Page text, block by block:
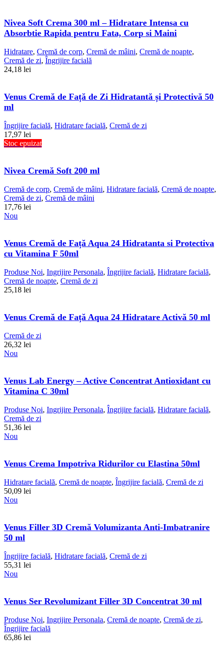
Nivea Soft Crema 300 ml – Hidratare Intensa cu
Absorbtie Rapida pentru Fata, Corp si Maini
Hidratare, Cremă de corp, Cremă de mâini, Cremă de noapte,
Cremă de zi, Îngrijire facială
24,18 lei
Venus Cremă de Față de Zi Hidratantă și Protectivă 50
ml
Îngrijire facială, Hidratare facială, Cremă de zi
17,97 lei
Stoc epuizat
Nivea Cremă Soft 200 ml
Cremă de corp, Cremă de mâini, Hidratare facială, Cremă de noapte,
Cremă de zi, Cremă de mâini
17,76 lei
Nou
Venus Cremă de Față Aqua 24 Hidratanta si Protectiva
cu Vitamina F 50ml
Produse Noi, Ingrijire Personala, Îngrijire facială, Hidratare facială,
Cremă de noapte, Cremă de zi
25,18 lei
Venus Cremă de Față Aqua 24 Hidratare Activă 50 ml
Cremă de zi
26,32 lei
Nou
Venus Lab Energy – Active Concentrat Antioxidant cu
Vitamina C 30ml
Produse Noi, Ingrijire Personala, Îngrijire facială, Hidratare facială,
Cremă de zi
51,36 lei
Nou
Venus Crema Impotriva Ridurilor cu Elastina 50ml
Hidratare facială, Cremă de noapte, Îngrijire facială, Cremă de zi
50,09 lei
Nou
Venus Filler 3D Cremă Volumizanta Anti-Imbatranire
50 ml
Îngrijire facială, Hidratare facială, Cremă de zi
55,31 lei
Nou
Venus Ser Revolumizant Filler 3D Concentrat 30 ml
Produse Noi, Ingrijire Personala, Cremă de noapte, Cremă de zi,
Îngrijire facială
65,86 lei